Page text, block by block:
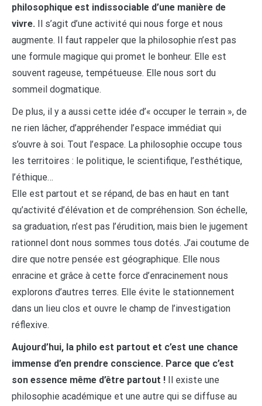
philosophique est indissociable d’une manière de
vivre. Il s’agit d’une activité qui nous forge et nous
augmente. Il faut rappeler que la philosophie n’est pas
une formule magique qui promet le bonheur. Elle est
souvent rageuse, tempétueuse. Elle nous sort du
sommeil dogmatique.
De plus, il y a aussi cette idée d’« occuper le terrain », de
ne rien lâcher, d’appréhender l’espace immédiat qui
s’ouvre à soi. Tout l’espace. La philosophie occupe tous
les territoires : le politique, le scientifique, l’esthétique,
l’éthique…
Elle est partout et se répand, de bas en haut en tant
qu’activité d’élévation et de compréhension. Son échelle,
sa graduation, n’est pas l’érudition, mais bien le jugement
rationnel dont nous sommes tous dotés. J’ai coutume de
dire que notre pensée est géographique. Elle nous
enracine et grâce à cette force d’enracinement nous
explorons d’autres terres. Elle évite le stationnement
dans un lieu clos et ouvre le champ de l’investigation
réflexive.
Aujourd’hui, la philo est partout et c’est une chance
immense d’en prendre conscience. Parce que c’est
son essence même d’être partout ! Il existe une
philosophie académique et une autre qui se diffuse au